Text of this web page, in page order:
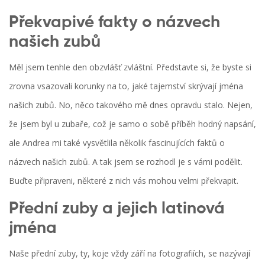
Překvapivé fakty o názvech
našich zubů
Měl jsem tenhle den obzvlášť zvláštní. Představte si, že byste si
zrovna vsazovali korunky na to, jaké tajemství skrývají jména
našich zubů. No, něco takového mě dnes opravdu stalo. Nejen,
že jsem byl u zubaře, což je samo o sobě příběh hodný napsání,
ale Andrea mi také vysvětlila několik fascinujících faktů o
názvech našich zubů. A tak jsem se rozhodl je s vámi podělit.
Buďte připraveni, některé z nich vás mohou velmi překvapit.
Přední zuby a jejich latinová
jména
Naše přední zuby, ty, koje vždy září na fotografiích, se nazývají